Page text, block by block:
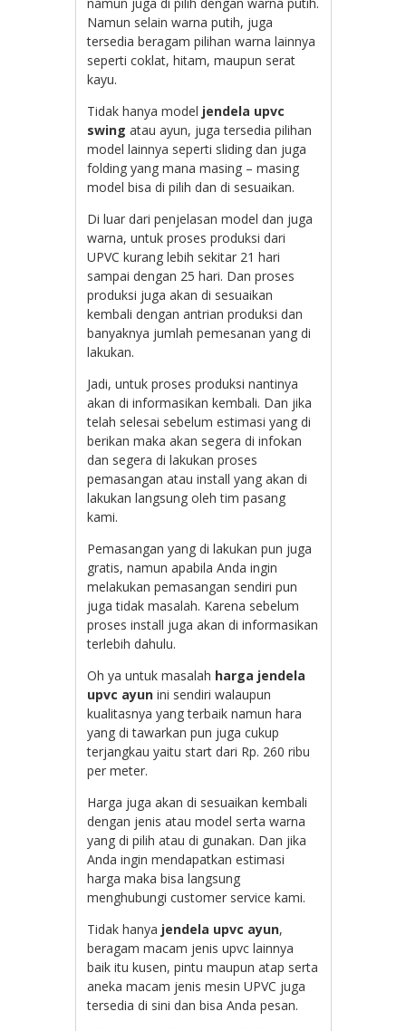
Namun selain warna putih, juga
tersedia beragam pilihan warna lainnya
seperti coklat, hitam, maupun serat
kayu.
Tidak hanya model jendela upvc
swing atau ayun, juga tersedia pilihan
model lainnya seperti sliding dan juga
folding yang mana masing – masing
model bisa di pilih dan di sesuaikan.
Di luar dari penjelasan model dan juga
warna, untuk proses produksi dari
UPVC kurang lebih sekitar 21 hari
sampai dengan 25 hari. Dan proses
produksi juga akan di sesuaikan
kembali dengan antrian produksi dan
banyaknya jumlah pemesanan yang di
lakukan.
Jadi, untuk proses produksi nantinya
akan di informasikan kembali. Dan jika
telah selesai sebelum estimasi yang di
berikan maka akan segera di infokan
dan segera di lakukan proses
pemasangan atau install yang akan di
lakukan langsung oleh tim pasang
kami.
Pemasangan yang di lakukan pun juga
gratis, namun apabila Anda ingin
melakukan pemasangan sendiri pun
juga tidak masalah. Karena sebelum
proses install juga akan di informasikan
terlebih dahulu.
Oh ya untuk masalah harga jendela
upvc ayun ini sendiri walaupun
kualitasnya yang terbaik namun hara
yang di tawarkan pun juga cukup
terjangkau yaitu start dari Rp. 260 ribu
per meter.
Harga juga akan di sesuaikan kembali
dengan jenis atau model serta warna
yang di pilih atau di gunakan. Dan jika
Anda ingin mendapatkan estimasi
harga maka bisa langsung
menghubungi customer service kami.
Tidak hanya jendela upvc ayun,
beragam macam jenis upvc lainnya
baik itu kusen, pintu maupun atap serta
aneka macam jenis mesin UPVC juga
tersedia di sini dan bisa Anda pesan.